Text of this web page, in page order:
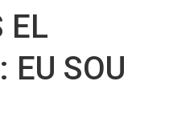
EL
EU SOU